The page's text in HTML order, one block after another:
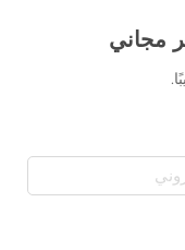
مجاني